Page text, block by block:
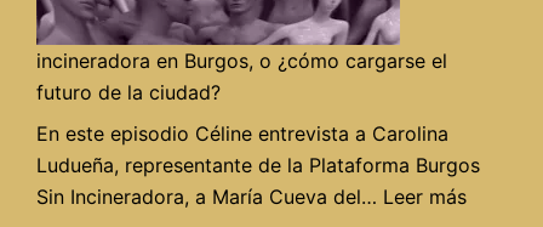
de
RadioAbla
incineradora en Burgos, o ¿cómo cargarse el
futuro de la ciudad?
En este episodio Céline entrevista a Carolina
Ludueña, representante de la Plataforma Burgos
Sin Incineradora, a María Cueva del… Leer más: